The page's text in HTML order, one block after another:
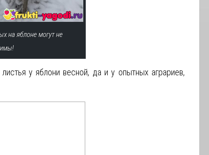
на яблоне могут не
у яблони весной, да и у опытных аграриев,